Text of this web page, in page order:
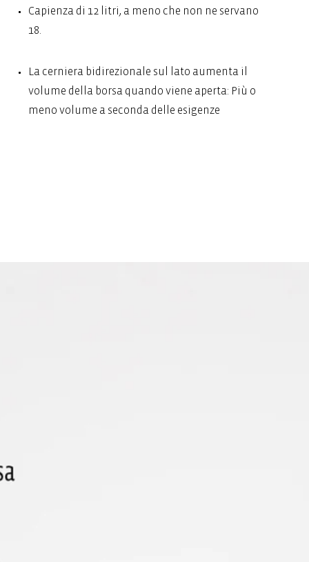
Capienza di 12 litri, a meno che non ne servano
18.
La cerniera bidirezionale sul lato aumenta il
volume della borsa quando viene aperta: Più o
meno volume a seconda delle esigenze